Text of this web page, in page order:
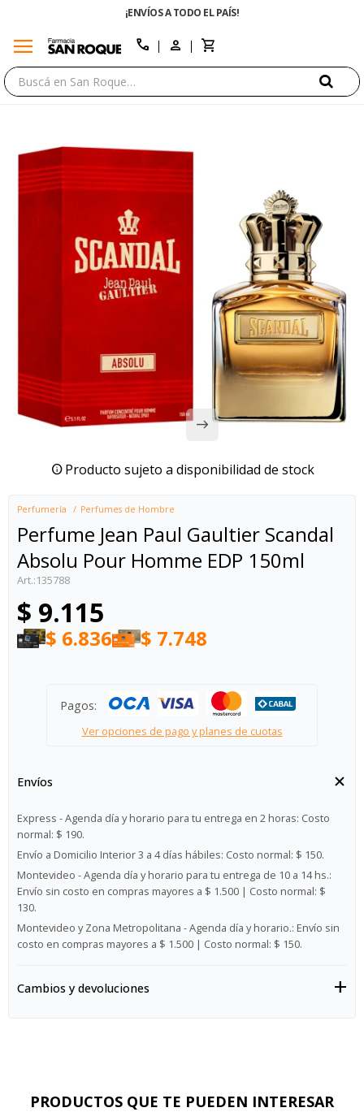
¡ENVÍOS A TODO EL PAÍS!
menu call
Producto sujeto a disponibilidad de stock
Perfumería Perfumes de Hombre
Perfume Jean Paul Gaultier Scandal
Absolu Pour Homme EDP 150ml
135788
$ 9.115
$ 6.836 $ 7.748
Pagos:
Ver opciones de pago y planes de cuotas
Envíos
Express - Agenda día y horario para tu entrega en 2 horas: Costo
normal: $ 190.
Envío a Domicilio Interior 3 a 4 días hábiles: Costo normal: $ 150.
Montevideo - Agenda día y horario para tu entrega de 10 a 14 hs.:
Envío sin costo en compras mayores a $ 1.500 | Costo normal: $
130.
Montevideo y Zona Metropolitana - Agenda día y horario.: Envío sin
costo en compras mayores a $ 1.500 | Costo normal: $ 150.
Cambios y devoluciones
PRODUCTOS QUE TE PUEDEN INTERESAR
close